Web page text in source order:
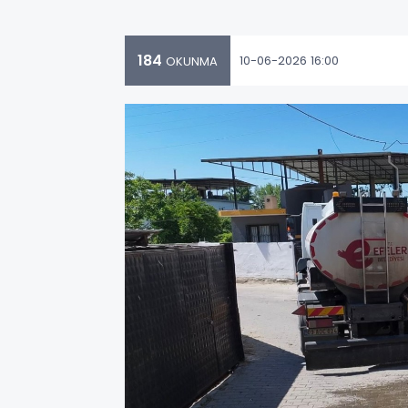
184 OKUNMA 10-06-2026 16:00